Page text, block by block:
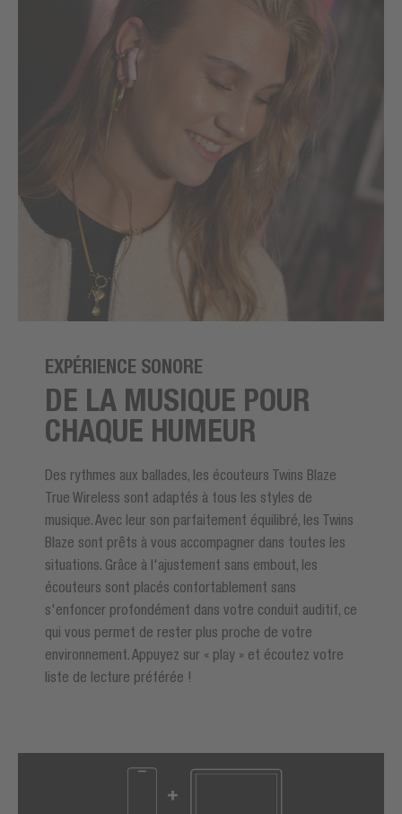
EXPÉRIENCE SONORE
DE LA MUSIQUE POUR
CHAQUE HUMEUR
Des rythmes aux ballades, les écouteurs Twins Blaze
True Wireless sont adaptés à tous les styles de
musique. Avec leur son parfaitement équilibré, les Twins
Blaze sont prêts à vous accompagner dans toutes les
situations. Grâce à l'ajustement sans embout, les
écouteurs sont placés confortablement sans
s'enfoncer profondément dans votre conduit auditif, ce
qui vous permet de rester plus proche de votre
environnement. Appuyez sur « play » et écoutez votre
liste de lecture préférée !